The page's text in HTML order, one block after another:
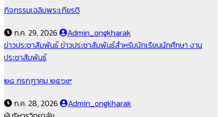
กิจกรรมเฉลิมพระเกียรติ
ก.ค. 29, 2026
Admin_ongkharak
ข่าวประชาสัมพันธ์ข่าวประชาสัมพันธ์สำหรับนักเรียนนักศึกษา งาน
ประชาสัมพันธ์
๒๘ กรกฎาคม ๒๕๖๙
ก.ค. 28, 2026
Admin_ongkharak